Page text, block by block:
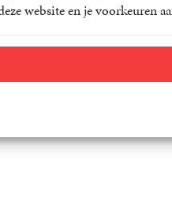
website en je voorkeuren